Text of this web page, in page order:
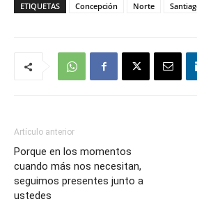
ETIQUETAS Concepción Norte
Artículo anterior
Porque en los momentos
cuando más nos necesitan,
seguimos presentes junto a
ustedes